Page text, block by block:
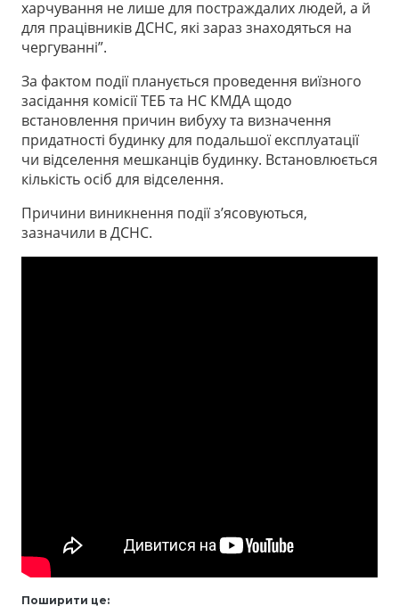
харчування не лише для постраждалих людей, а й
для працівників ДСНС, які зараз знаходяться на
чергуванні”.
За фактом події планується проведення виїзного
засідання комісії ТЕБ та НС КМДА щодо
встановлення причин вибуху та визначення
придатності будинку для подальшої експлуатації
чи відселення мешканців будинку. Встановлюється
кількість осіб для відселення.
Причини виникнення події з’ясовуються,
зазначили в ДСНС.
Поширити це: